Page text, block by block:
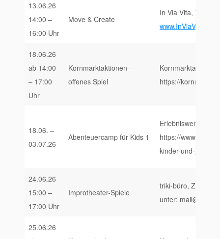
13.06.26
14:00 –
16:00 Uhr
Move & Create
In Via Vita,
www.InViaVita.de/
18.06.26
ab 14:00
– 17:00
Uhr
Kornmarktaktionen –
offenes Spiel
https://
18.06. –
03.07.26
Abenteuercamp für Kids 1
Erlebniswerkstatt
https://
kinder-und-
24.06.26
15:00 –
17:00 Uhr
Improtheater-Spiele
triki-büro,
unter:
25.06.26